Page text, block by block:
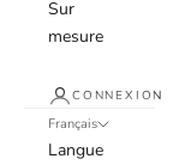
Sur
mesure
CONNEXION
Français
Langue